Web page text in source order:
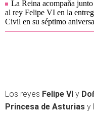
La Reina acompaña
al rey Felipe VI en la
Civil en su séptimo
Los reyes Felipe VI y
Princesa de Asturias y